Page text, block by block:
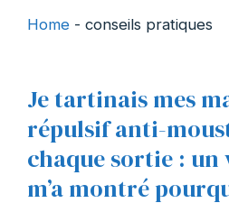
Home - conseils pratiques
Je tartinais mes
répulsif anti-
chaque sortie : un
m’a montré